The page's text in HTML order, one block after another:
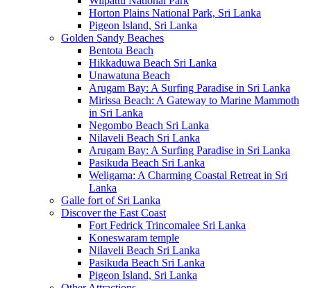
Horton Plains National Park, Sri Lanka
Pigeon Island, Sri Lanka
Golden Sandy Beaches
Bentota Beach
Hikkaduwa Beach Sri Lanka
Unawatuna Beach
Arugam Bay: A Surfing Paradise in Sri Lanka
Mirissa Beach: A Gateway to Marine Mammoth
in Sri Lanka
Negombo Beach Sri Lanka
Nilaveli Beach Sri Lanka
Arugam Bay: A Surfing Paradise in Sri Lanka
Pasikuda Beach Sri Lanka
Weligama: A Charming Coastal Retreat in Sri
Lanka
Galle fort of Sri Lanka
Discover the East Coast
Fort Fedrick Trincomalee Sri Lanka
Koneswaram temple
Nilaveli Beach Sri Lanka
Pasikuda Beach Sri Lanka
Pigeon Island, Sri Lanka